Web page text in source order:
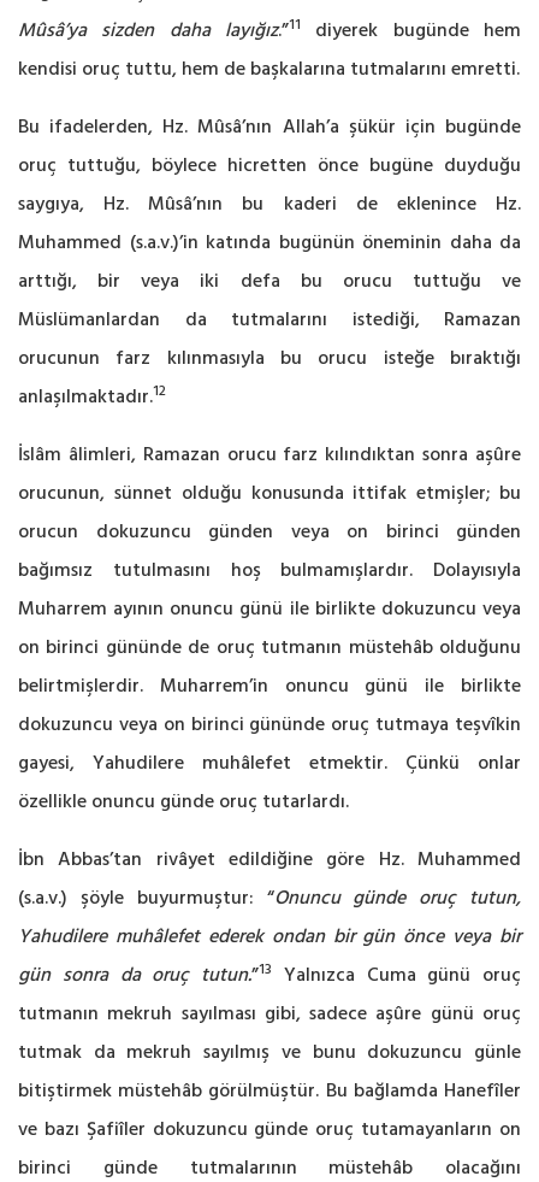
Mûsâ’ya sizden daha layığız.”11
diyerek bugünde hem
kendisi oruç tuttu, hem de başkalarına tutmalarını emretti.
Bu ifadelerden, Hz. Mûsâ’nın Allah’a şükür için bugünde
oruç tuttuğu, böylece hicretten önce bugüne duyduğu
saygıya, Hz. Mûsâ’nın bu kaderi de eklenince Hz.
Muhammed (s.a.v.)’in katında bugünün öneminin daha da
arttığı, bir veya iki defa bu orucu tuttuğu ve
Müslümanlardan da tutmalarını istediği, Ramazan
orucunun farz kılınmasıyla bu orucu isteğe bıraktığı
anlaşılmaktadır.12
İslâm âlimleri, Ramazan orucu farz kılındıktan sonra aşûre
orucunun, sünnet olduğu konusunda ittifak etmişler; bu
orucun dokuzuncu günden veya on birinci günden
bağımsız tutulmasını hoş bulmamışlardır. Dolayısıyla
Muharrem ayının onuncu günü ile birlikte dokuzuncu veya
on birinci gününde de oruç tutmanın müstehâb olduğunu
belirtmişlerdir. Muharrem’in onuncu günü ile birlikte
dokuzuncu veya on birinci gününde oruç tutmaya teşvîkin
gayesi, Yahudilere muhâlefet etmektir. Çünkü onlar
özellikle onuncu günde oruç tutarlardı.
İbn Abbas’tan rivâyet edildiğine göre Hz. Muhammed
(s.a.v.) şöyle buyurmuştur: “Onuncu günde oruç tutun,
Yahudilere muhâlefet ederek ondan bir gün önce veya bir
gün sonra da oruç tutun.”13
Yalnızca Cuma günü oruç
tutmanın mekruh sayılması gibi, sadece aşûre günü oruç
tutmak da mekruh sayılmış ve bunu dokuzuncu günle
bitiştirmek müstehâb görülmüştür. Bu bağlamda Hanefîler
ve bazı Şafiîler dokuzuncu günde oruç tutamayanların on
birinci günde tutmalarının müstehâb olacağını